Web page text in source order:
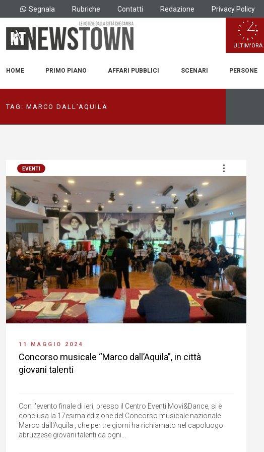
Segnala Rubriche Contatti Redazione Privacy Policy
ULTIM'ORA
HOME PRIMO PIANO AFFARI PUBBLICI SCENARI PERSONE
TAG: MARCO DALL’AQUILA
EVENTI
11 MAGGIO 2024
Concorso musicale “Marco dall’Aquila”, in città
giovani talenti
Con l'evento finale di ieri, presso il Centro Eventi Movi&Dance, si è
conclusa la 17esima edizione del Concorso musicale nazionale
Marco dall'Aquila , che per tre giorni ha richiamato nel capoluogo
abruzzese giovani talenti da ogni...